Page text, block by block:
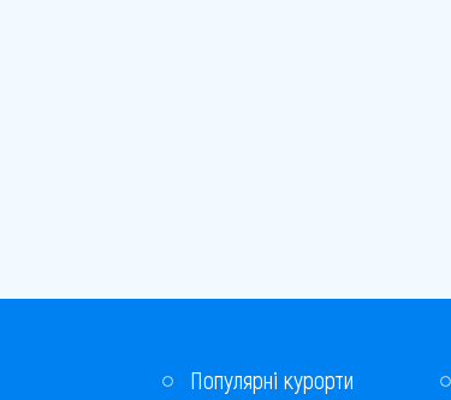
Популярні курорти